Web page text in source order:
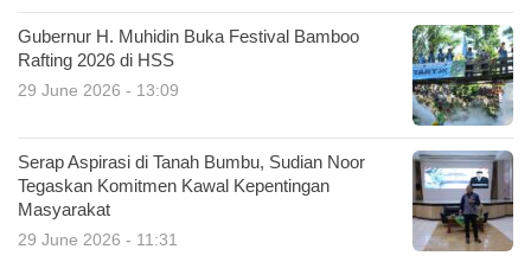
Gubernur H. Muhidin Buka Festival Bamboo
Rafting 2026 di HSS
29 June 2026 - 13:09
Serap Aspirasi di Tanah Bumbu, Sudian Noor
Tegaskan Komitmen Kawal Kepentingan
Masyarakat
29 June 2026 - 11:31